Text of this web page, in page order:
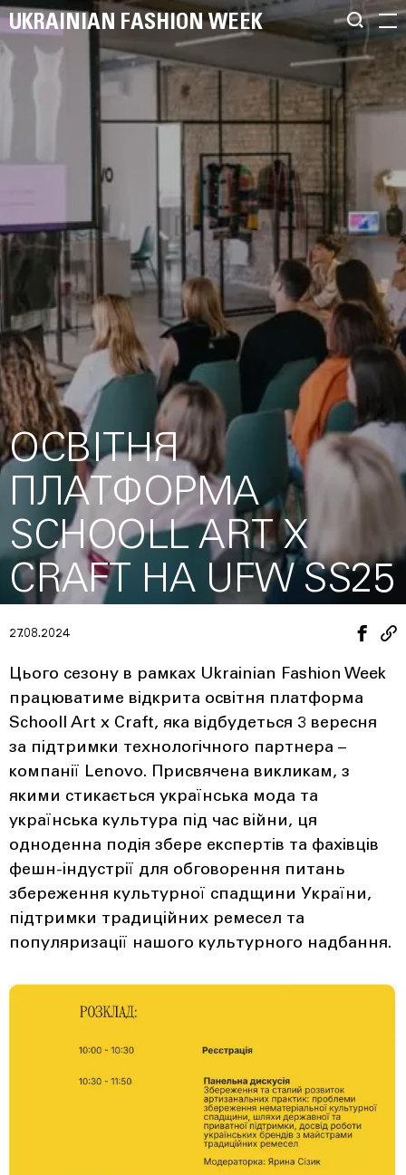
UKRAINIAN FASHION WEEK
ОСВІТНЯ
ПЛАТФОРМА
SCHOOLL ART X
CRAFT НА UFW SS25
27.08.2024
Цього сезону в рамках Ukrainian Fashion Week
працюватиме відкрита освітня платформа
Schooll Art x Craft, яка відбудеться 3 вересня
за підтримки технологічного партнера –
компанії Lenovo. Присвячена викликам, з
якими стикається українська мода та
українська культура під час війни, ця
одноденна подія збере експертів та фахівців
фешн-індустрії для обговорення питань
збереження культурної спадщини України,
підтримки традиційних ремесел та
популяризації нашого культурного надбання.